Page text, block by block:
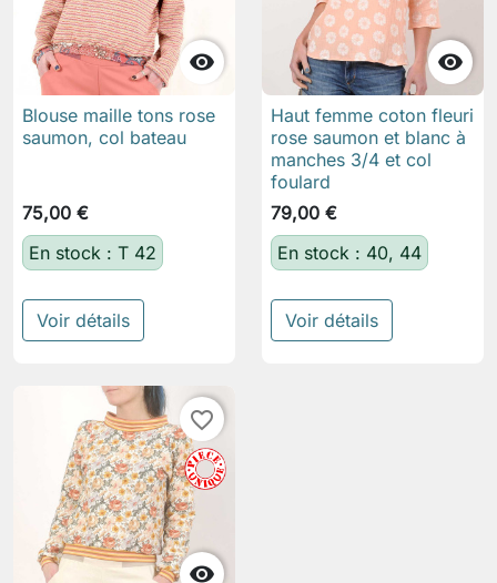

Blouse maille tons rose
saumon, col bateau
75,00 €
En stock : T 42
Voir détails

Haut femme coton fleuri
rose saumon et blanc à
manches 3/4 et col
foulard
79,00 €
En stock : 40, 44
Voir détails

favorite_border